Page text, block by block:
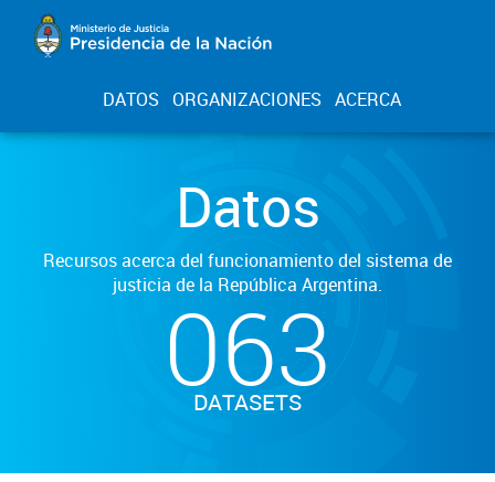
DATOS ORGANIZACIONES ACERCA
Datos
Recursos acerca del funcionamiento del sistema de
justicia de la República Argentina.
063
DATASETS